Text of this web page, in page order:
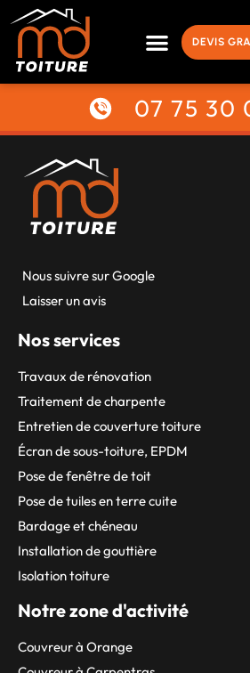
DEVIS
07 75 30
Nous suivre sur Google
Laisser un avis
Nos services
Travaux de rénovation
Traitement de charpente
Entretien de couverture toiture
Écran de sous-toiture, EPDM
Pose de fenêtre de toit
Pose de tuiles en terre cuite
Bardage et chéneau
Installation de gouttière
Isolation toiture
Notre zone d'activité
Couvreur à Orange